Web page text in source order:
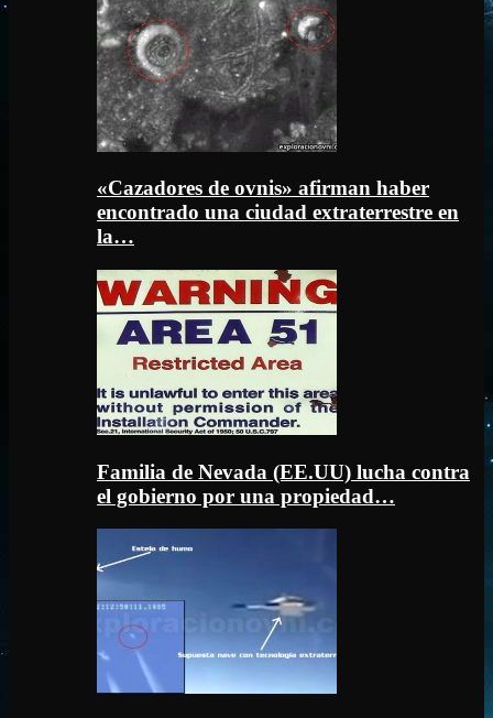
«Cazadores de ovnis» afirman haber
encontrado una ciudad extraterrestre en
la…
Familia de Nevada (EE.UU) lucha contra
el gobierno por una propiedad…